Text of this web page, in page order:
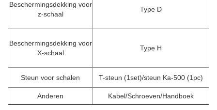
Beschermingsdekking voor
z-schaal
Type D
Beschermingsdekking voor
X-schaal
Type H
Steun voor schalen T-steun (1set)/steun Ka-500 (1pc)
Anderen Kabel/Schroeven/Handboek